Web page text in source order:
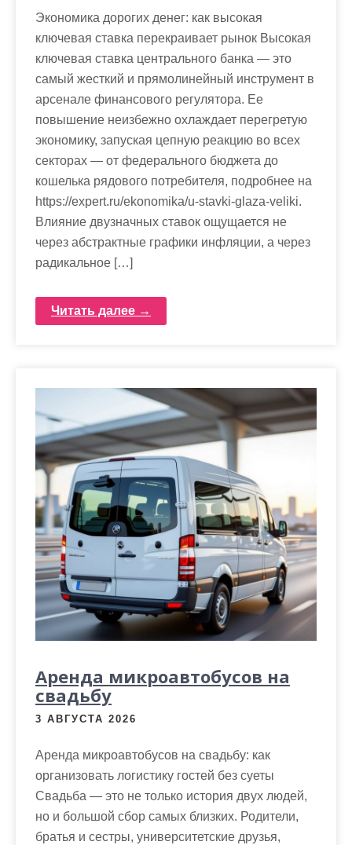
Экономика дорогих денег: как высокая
ключевая ставка перекраивает рынок Высокая
ключевая ставка центрального банка — это
самый жесткий и прямолинейный инструмент в
арсенале финансового регулятора. Ее
повышение неизбежно охлаждает перегретую
экономику, запуская цепную реакцию во всех
секторах — от федерального бюджета до
кошелька рядового потребителя, подробнее на
https://expert.ru/ekonomika/u-stavki-glaza-veliki.
Влияние двузначных ставок ощущается не
через абстрактные графики инфляции, а через
радикальное […]
Читать далее →
Аренда микроавтобусов на
свадьбу
3 АВГУСТА 2026
Аренда микроавтобусов на свадьбу: как
организовать логистику гостей без суеты
Свадьба — это не только история двух людей,
но и большой сбор самых близких. Родители,
братья и сестры, университетские друзья,